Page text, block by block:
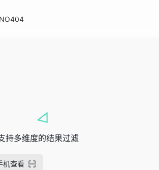
持多维度的结果过滤
机查看